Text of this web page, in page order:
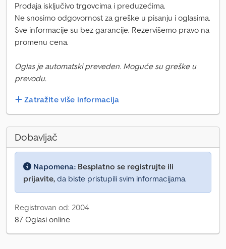
Prodaja isključivo trgovcima i preduzećima.
Ne snosimo odgovornost za greške u pisanju i oglasima.
Sve informacije su bez garancije. Rezervišemo pravo na
promenu cena.
Oglas je automatski preveden. Moguće su greške u
prevodu.
Zatražite više informacija
Dobavljač
Napomena: Besplatno se registrujte ili
prijavite, da biste pristupili svim informacijama.
Registrovan od: 2004
87 Oglasi online